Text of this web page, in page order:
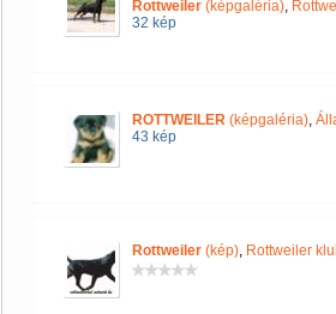
Rottweiler (képgaléria),
32 kép
ROTTWEILER (képgaléria),
43 kép
Rottweiler (kép), Rottweiler